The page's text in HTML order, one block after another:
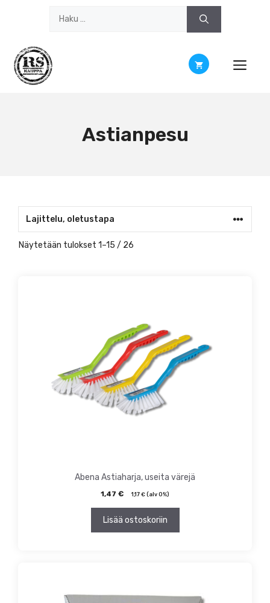
Astianpesu
Näytetään tulokset 1–15 / 26
Abena Astiaharja, useita värejä
1,47 € 1,17 € (alv 0%)
Lisää ostoskoriin